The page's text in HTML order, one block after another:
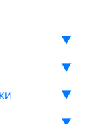
▼
▼
▼